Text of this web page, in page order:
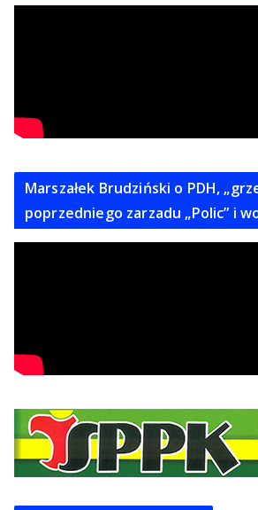
Marszałek Brudziński o PDH,
poprzedniego zarzadu „Polic” i